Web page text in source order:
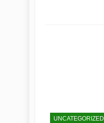
UNCATEGORIZED